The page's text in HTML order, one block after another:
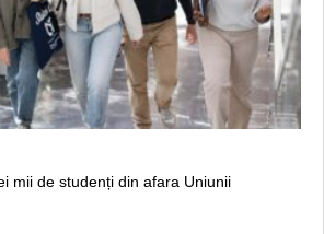
mii de studenți din afara Uniunii